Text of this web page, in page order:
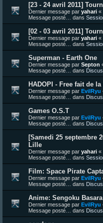
[23 - 24 avril 2011]
Dernier message par yahari «
Message posté… dans
[02 - 03 avril 2011]
Dernier message par yahari «
Message posté… dans
Superman - Earth One
Dernier message par Septon
Message posté… dans
HADOPI - Free fait de
Dernier message par EvilRyu
Message posté… dans
Games O.S.T
Dernier message par EvilRyu
Message posté… dans
[Samedi 25 septembre
Lille
Dernier message par yahari «
Message posté… dans
Film: Space Pirate
Dernier message par EvilRyu
Message posté… dans
Anime: Sengoku Basara
Dernier message par EvilRyu
Message posté… dans